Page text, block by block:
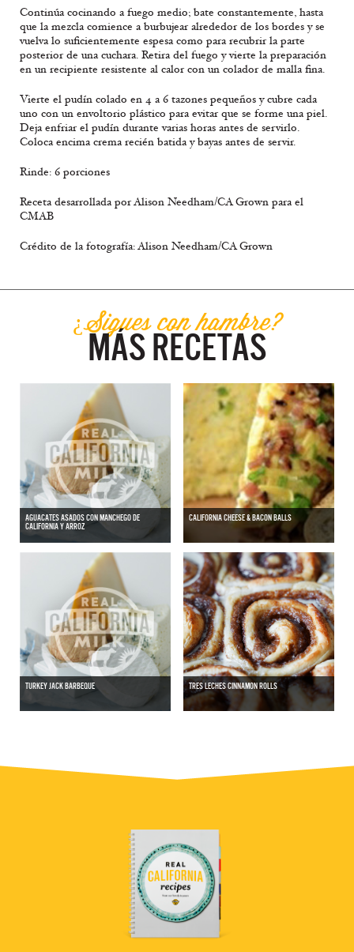
Continúa cocinando a fuego medio; bate constantemente, hasta
que la mezcla comience a burbujear alrededor de los bordes y se
vuelva lo suficientemente espesa como para recubrir la parte
posterior de una cuchara. Retira del fuego y vierte la preparación
en un recipiente resistente al calor con un colador de malla fina.
Vierte el pudín colado en 4 a 6 tazones pequeños y cubre cada
uno con un envoltorio plástico para evitar que se forme una piel.
Deja enfriar el pudín durante varias horas antes de servirlo.
Coloca encima crema recién batida y bayas antes de servir.
Rinde: 6 porciones
Receta desarrollada por Alison Needham/CA Grown para el
CMAB
Crédito de la fotografía: Alison Needham/CA Grown
¿Sigues con hambre?
MÁS RECETAS
AGUACATES ASADOS CON MANCHEGO DE
CALIFORNIA Y ARROZ
CALIFORNIA CHEESE & BACON BALLS
TURKEY JACK BARBEQUE TRES LECHES CINNAMON ROLLS